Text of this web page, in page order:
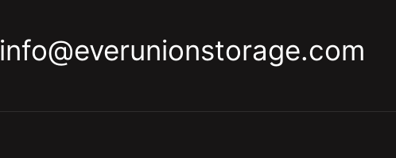
info@everunionstorage.com